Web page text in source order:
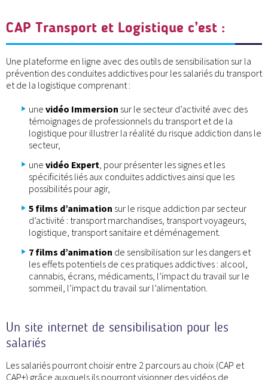
CAP Transport et Logistique c’est :
Une plateforme en ligne avec des outils de sensibilisation sur la
prévention des conduites addictives pour les salariés du transport
et de la logistique comprenant :
une vidéo Immersion sur le secteur d’activité avec des
témoignages de professionnels du transport et de la
logistique pour illustrer la réalité du risque addiction dans le
secteur,
une vidéo Expert, pour présenter les signes et les
spécificités liés aux conduites addictives ainsi que les
possibilités pour agir,
5 films d’animation sur le risque addiction par secteur
d’activité : transport marchandises, transport voyageurs,
logistique, transport sanitaire et déménagement.
7 films d’animation de sensibilisation sur les dangers et
les effets potentiels de ces pratiques addictives : alcool,
cannabis, écrans, médicaments, l’impact du travail sur le
sommeil, l’impact du travail sur l’alimentation.
Un site internet de sensibilisation pour les
salariés
Les salariés pourront choisir entre 2 parcours au choix (CAP et
CAP+) grâce auxquels ils pourront visionner des vidéos de